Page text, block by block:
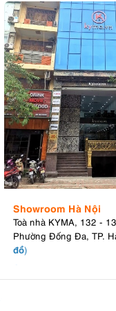
Showroom Hà Nội
Toà nhà KYMA, 132 -
Phường Đống Đa, TP.
đồ)